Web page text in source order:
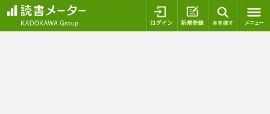
ログイン 新規登録